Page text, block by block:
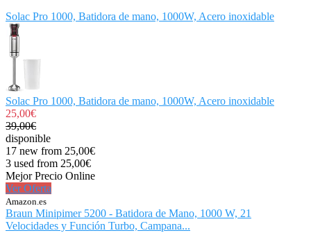
Solac Pro 1000, Batidora de mano, 1000W, Acero inoxidable
Solac Pro 1000, Batidora de mano, 1000W, Acero inoxidable
25,00€
39,00€
disponible
17 new from 25,00€
3 used from 25,00€
Mejor Precio Online
Ver Oferta
Amazon.es
Braun Minipimer 5200 - Batidora de Mano, 1000 W, 21
Velocidades y Función Turbo, Campana...